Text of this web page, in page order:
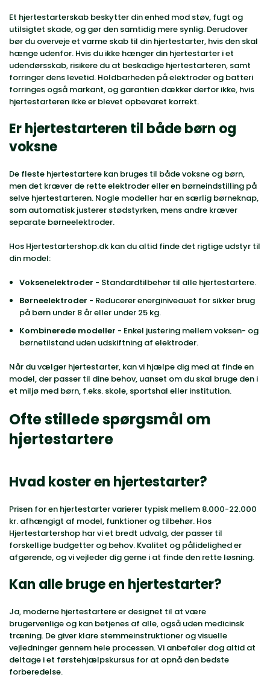
Et hjertestarterskab beskytter din enhed mod støv, fugt og
utilsigtet skade, og gør den samtidig mere synlig. Derudover
bør du overveje et varme skab til din hjertestarter, hvis den skal
hænge udenfor. Hvis du ikke hænger din hjertestarter i et
udendørsskab, risikere du at beskadige hjertestarteren, samt
forringer dens levetid. Holdbarheden på elektroder og batteri
forringes også markant, og garantien dækker derfor ikke, hvis
hjertestarteren ikke er blevet opbevaret korrekt.
Er hjertestarteren til både børn og
voksne
De fleste hjertestartere kan bruges til både voksne og børn,
men det kræver de rette elektroder eller en børneindstilling på
selve hjertestarteren. Nogle modeller har en særlig børneknap,
som automatisk justerer stødstyrken, mens andre kræver
separate børneelektroder.
Hos Hjertestartershop.dk kan du altid finde det rigtige udstyr til
din model:
Voksenelektroder - Standardtilbehør til alle hjertestartere.
Børneelektroder - Reducerer energiniveauet for sikker brug
på børn under 8 år eller under 25 kg.
Kombinerede modeller - Enkel justering mellem voksen- og
børnetilstand uden udskiftning af elektroder.
Når du vælger hjertestarter, kan vi hjælpe dig med at finde en
model, der passer til dine behov, uanset om du skal bruge den i
et miljø med børn, f.eks. skole, sportshal eller institution.
Ofte stillede spørgsmål om
hjertestartere
Hvad koster en hjertestarter?
Prisen for en hjertestarter varierer typisk mellem 8.000-22.000
kr. afhængigt af model, funktioner og tilbehør. Hos
Hjertestartershop har vi et bredt udvalg, der passer til
forskellige budgetter og behov. Kvalitet og pålidelighed er
afgørende, og vi vejleder dig gerne i at finde den rette løsning.
Kan alle bruge en hjertestarter?
Ja, moderne hjertestartere er designet til at være
brugervenlige og kan betjenes af alle, også uden medicinsk
træning. De giver klare stemmeinstruktioner og visuelle
vejledninger gennem hele processen. Vi anbefaler dog altid at
deltage i et førstehjælpskursus for at opnå den bedste
forberedelse.